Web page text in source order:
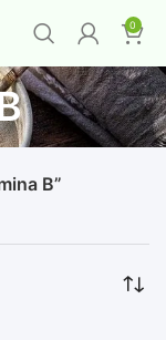
0
B”
llévate 1